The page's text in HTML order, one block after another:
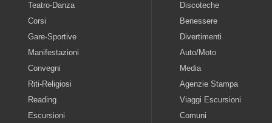
Teatro-Danza
Corsi
Gare-Sportive
Manifestazioni
Convegni
Riti-Religiosi
Reading
Escursioni
Discoteche
Benessere
Divertimenti
Auto/Moto
Media
Agenzie Stampa
Viaggi Escursioni
Comuni